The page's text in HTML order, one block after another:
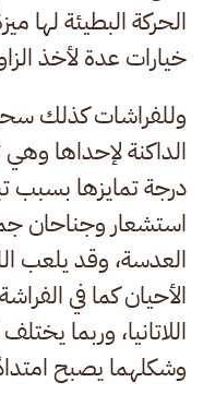
الحركة البطيئة لها
خيارات عدة لأخذ
وللفراشات كذلك
الداكنة لإحداها
درجة تمايزها بسبب
استشعار وجناحان
العدسة، وقد يلعب
الأحيان كما في
اللاتانيا، وربما
وشكلهما يصبح